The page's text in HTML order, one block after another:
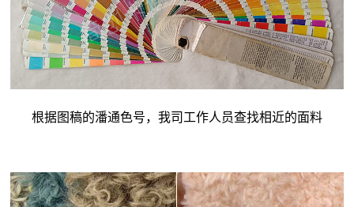
根据图稿的潘通色号，我司工作人员查找相近的面料